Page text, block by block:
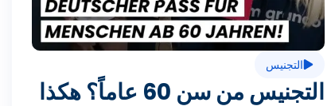
د
غ التجنيس
التجنيس من سن 60 عاماً؟ هكذا